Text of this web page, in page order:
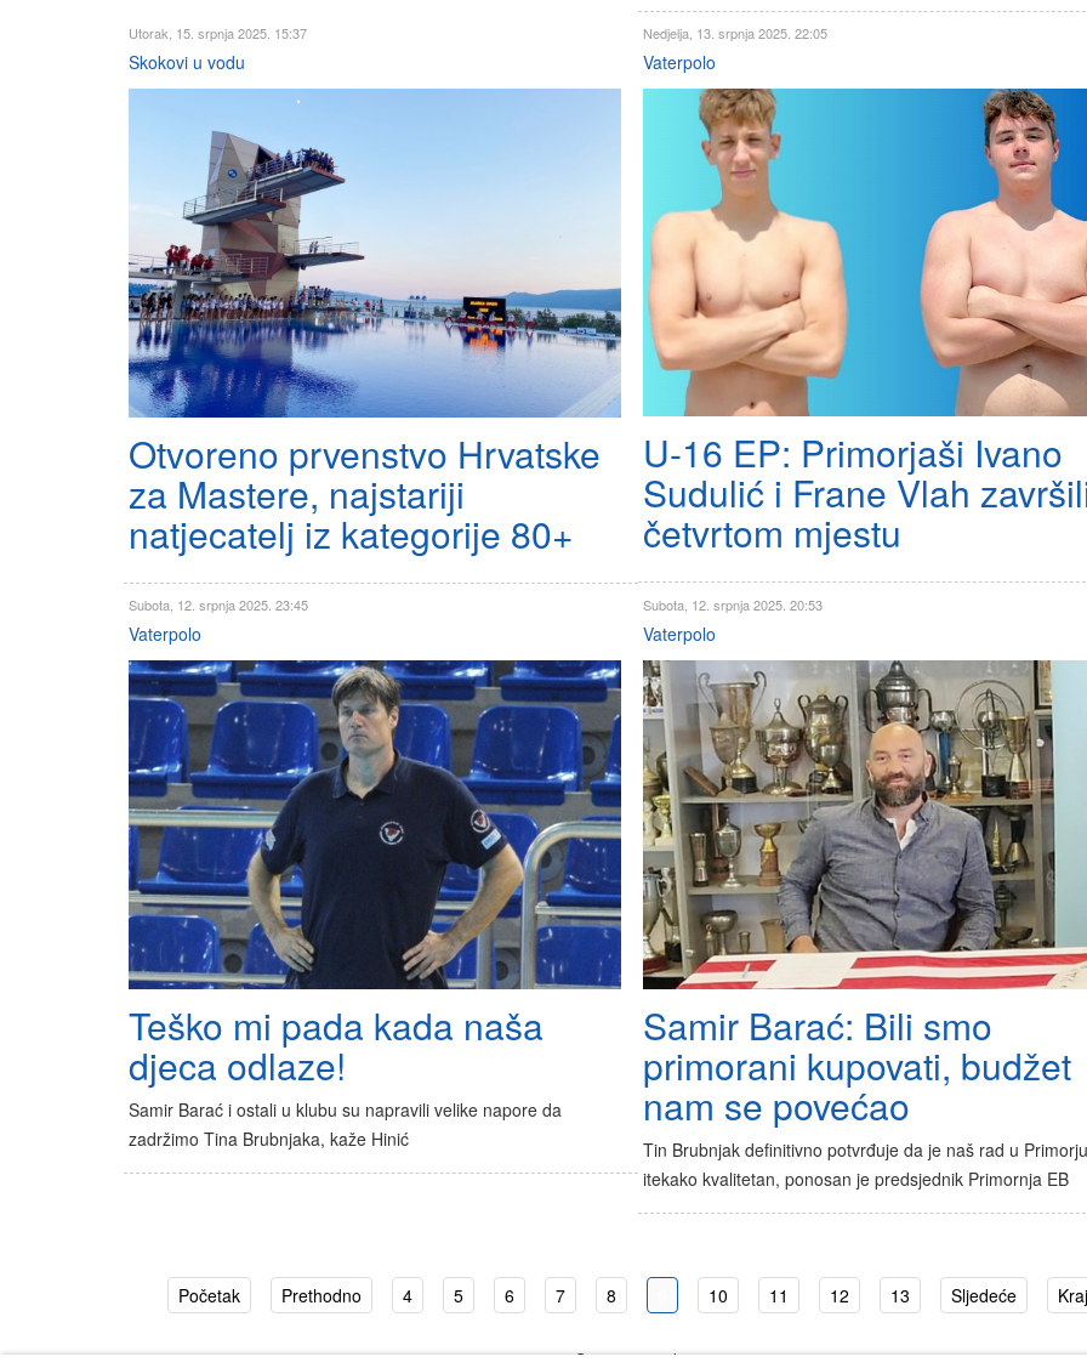
Utorak, 15. srpnja 2025. 15:37
Skokovi u vodu
Otvoreno prvenstvo Hrvatske
za Mastere, najstariji
natjecatelj iz kategorije 80+
Nedjelja, 13. srpnja 2025. 22:05
Vaterpolo
U-16 EP: Primorjaši Ivano
Sudulić i Frane Vlah
četvrtom mjestu
Subota, 12. srpnja 2025. 23:45
Vaterpolo
Teško mi pada kada naša
djeca odlaze!
Samir Barać i ostali u klubu su napravili velike napore da
zadržimo Tina Brubnjaka, kaže Hinić
Subota, 12. srpnja 2025. 20:53
Vaterpolo
Samir Barać: Bili smo
primorani kupovati, budžet
nam se povećao
Tin Brubnjak definitivno potvrđuje da je naš rad u Primorju
itekako kvalitetan, ponosan je predsjednik Primornja EB
Početak Prethodno 4 5 6 7 8 10 11 12 13 Sljedeće Kraj
Stranica 9 od 92